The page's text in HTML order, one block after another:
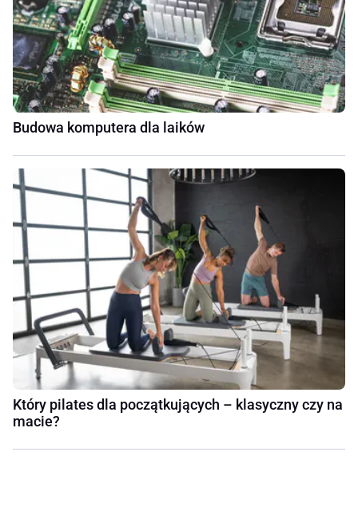
Budowa komputera dla laików
Który pilates dla początkujących – klasyczny czy na
macie?